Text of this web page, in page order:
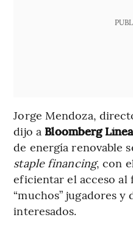
Jorge Mendoza,
dijo a Bloomberg Línea
de energía renovable
staple financing, con
eficientar el acceso
“muchos” jugadores
interesados.